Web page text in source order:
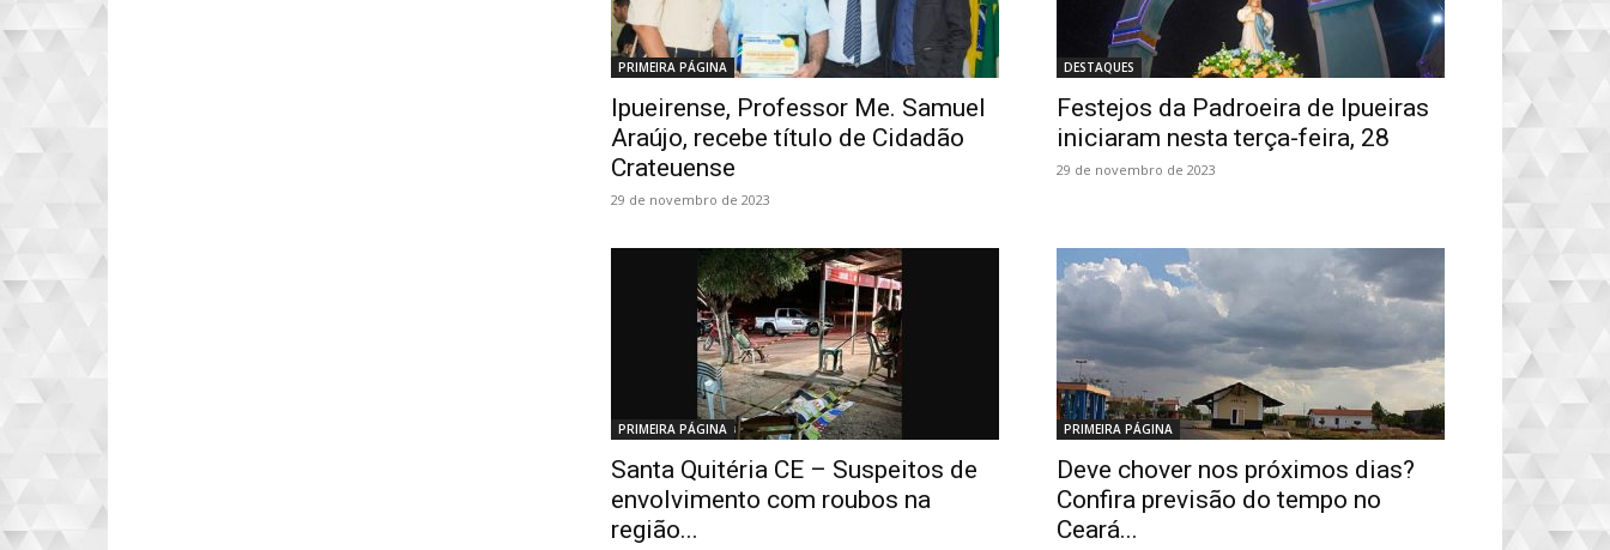
PRIMEIRA PÁGINA
Ipueirense, Professor Me. Samuel
Araújo, recebe título de Cidadão
Crateuense
29 de novembro de 2023
DESTAQUES
Festejos da Padroeira de Ipueiras
iniciaram nesta terça-feira, 28
29 de novembro de 2023
PRIMEIRA PÁGINA
Santa Quitéria CE – Suspeitos de
envolvimento com roubos na
região...
PRIMEIRA PÁGINA
Deve chover nos próximos dias?
Confira previsão do tempo no
Ceará...